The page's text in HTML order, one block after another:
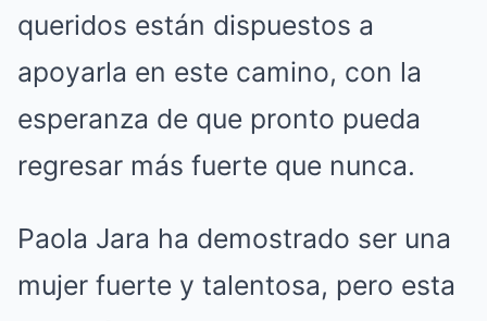
queridos están dispuestos a
apoyarla en este camino, con la
esperanza de que pronto pueda
regresar más fuerte que nunca.
Paola Jara ha demostrado ser una
mujer fuerte y talentosa, pero esta